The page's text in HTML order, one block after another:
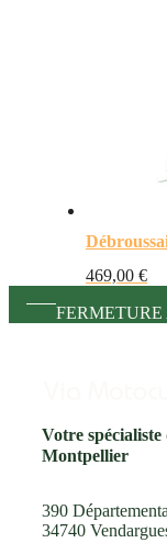
469,00 €
FERMETURE
Votre spécialiste
Montpellier
390
34740